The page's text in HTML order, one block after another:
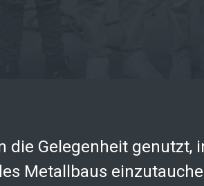
die Gelegenheit genutzt,
Metallbaus